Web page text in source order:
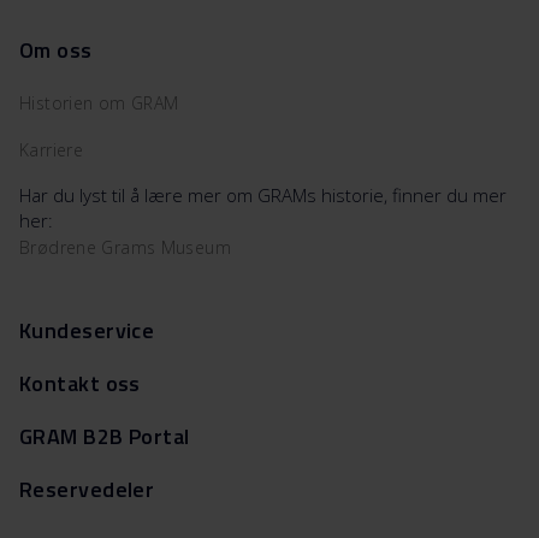
Om oss
Historien om GRAM
Karriere
Har du lyst til å lære mer om GRAMs historie, finner du mer
her:
Brødrene Grams Museum
Kundeservice
Kontakt oss
GRAM B2B Portal
Reservedeler